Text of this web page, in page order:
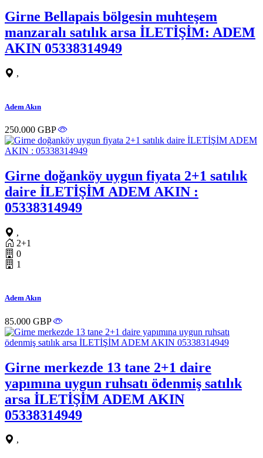
Girne Bellapais bölgesin muhteşem
manzaralı satılık arsa İLETİŞİM: ADEM
AKIN 05338314949
,
Adem Akın
250.000 GBP
Girne doğanköy uygun fiyata 2+1 satılık
daire İLETİŞİM ADEM AKIN :
05338314949
,
2+1
0
1
Adem Akın
85.000 GBP
Girne merkezde 13 tane 2+1 daire
yapımına uygun ruhsatı ödenmiş satılık
arsa İLETİŞİM ADEM AKIN
05338314949
,